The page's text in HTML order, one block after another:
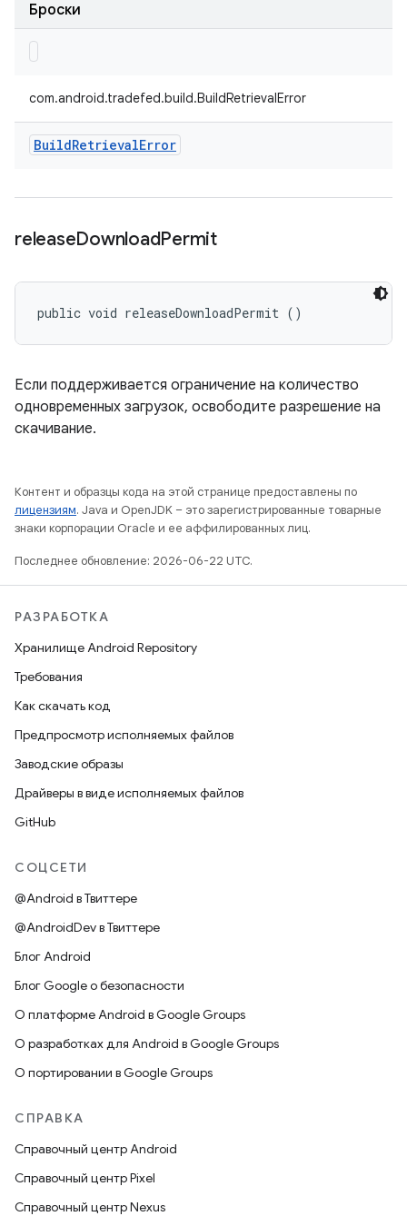
Броски
com.android.tradefed.build.BuildRetrievalError
BuildRetrievalError
releaseDownloadPermit
public void releaseDownloadPermit ()
Если поддерживается ограничение на количество
одновременных загрузок, освободите разрешение на
скачивание.
Контент и образцы кода на этой странице предоставлены по
лицензиям. Java и OpenJDK – это зарегистрированные товарные
знаки корпорации Oracle и ее аффилированных лиц.
Последнее обновление: 2026-06-22 UTC.
РАЗРАБОТКА
Хранилище Android Repository
Требования
Как скачать код
Предпросмотр исполняемых файлов
Заводские образы
Драйверы в виде исполняемых файлов
GitHub
СОЦСЕТИ
@Android в Твиттере
@AndroidDev в Твиттере
Блог Android
Блог Google о безопасности
О платформе Android в Google Groups
О разработках для Android в Google Groups
О портировании в Google Groups
СПРАВКА
Справочный центр Android
Справочный центр Pixel
Справочный центр Nexus